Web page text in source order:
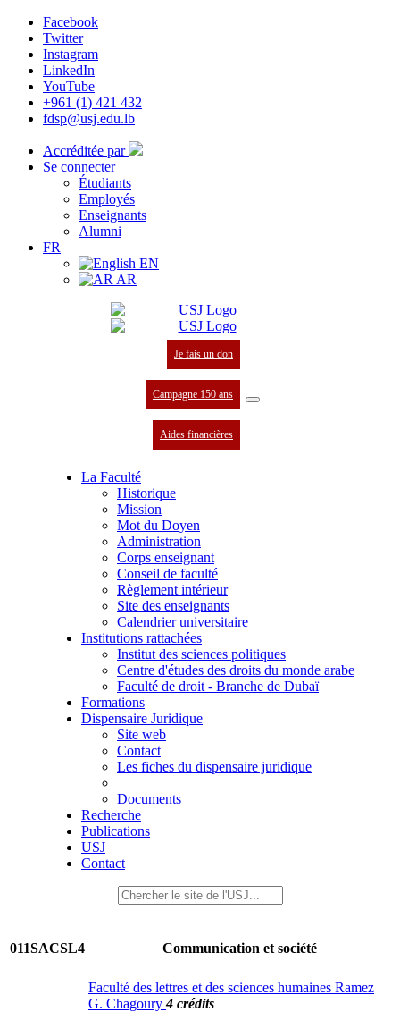
Facebook
Twitter
Instagram
LinkedIn
YouTube
+961 (1) 421 432
fdsp@usj.edu.lb
Accréditée par
Se connecter
Étudiants
Employés
Enseignants
Alumni
FR
EN
AR
Je fais un don
Campagne 150 ans
Aides financières
La Faculté
Historique
Mission
Mot du Doyen
Administration
Corps enseignant
Conseil de faculté
Règlement intérieur
Site des enseignants
Calendrier universitaire
Institutions rattachées
Institut des sciences politiques
Centre d'études des droits du monde arabe
Faculté de droit - Branche de Dubaï
Formations
Dispensaire Juridique
Site web
Contact
Les fiches du dispensaire juridique
Documents
Recherche
Publications
USJ
Contact
011SACSL4 Communication et société
Faculté des lettres et des sciences humaines Ramez
G. Chagoury4 crédits